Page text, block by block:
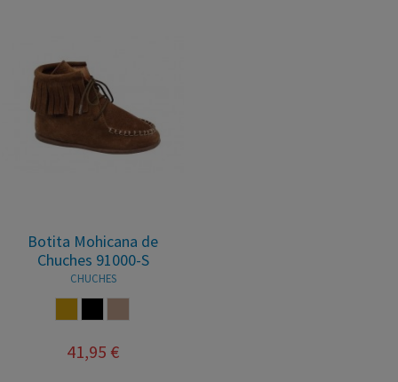
Botita Mohicana de
Chuches 91000-S
CHUCHES
41,95 €